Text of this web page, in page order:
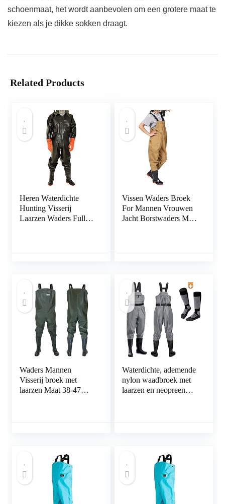
schoenmaat, het wordt aanbevolen om een grotere maat te
kiezen als je dikke sokken draagt.
Related Products
Heren Waterdichte
Hunting Visserij
Laarzen Waders Full
Vissen Waders Broek
For Mannen Vrouwen
Jacht Borstwaders Met
Waders Mannen
Visserij broek met
laarzen Maat 38-47
Waterdichte, ademende
nylon waadbroek met
laarzen en neopreen